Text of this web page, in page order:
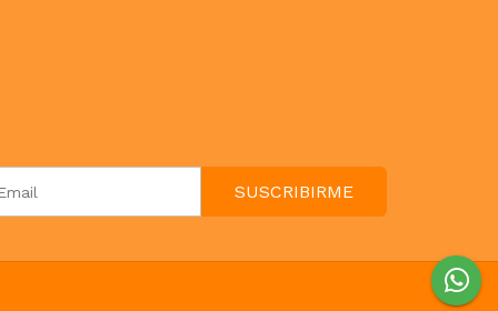
SUSCRIBIRME